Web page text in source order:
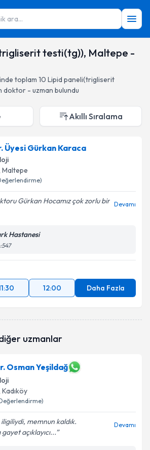
ara...
testi(tg)), Maltepe -
toplam 10 Lipid paneli(trigliserit
doktor - uzman bulundu
Akıllı Sıralama
Üyesi Gürkan Karaca
Maltepe
Gürkan Hocamız çok zorlu bir Devamı
Hastanesi
12:00 Daha Fazla
uzmanlar
Osman Yeşildağ
Kadıköy
memnun kaldık.
açıklayıcı...
Devamı